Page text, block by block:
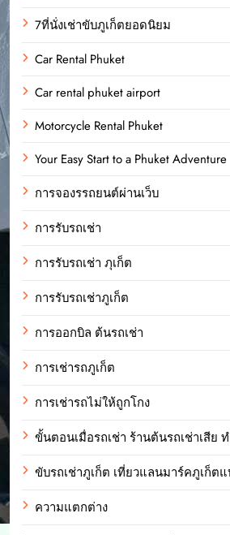
7ที่นั่งเช่าขับภูเก็ตยอดนิยม
Car Rental Phuket
Car rental phuket airport
Motorcycle Rental Phuket
Your Easy Start to a Phuket Adventure
การจองรรถยนต์ผ่านเว็บ
การรับรถเช่า
การรับรถเช่า ภุเก็ต
การรับรถเช่าภูเก็ต
การออกบิล ต้นรถเช่า
การเช่ารถภูเก็ต
การเช่ารถไม่ให้ถูกโกง
ขั้นตอนเมื่อรถเช่า ร้านต้นรถเช่าเสีย
ขับรถเช่าภูเก็ต เที่ยวแลนมาร์คภูเก็ต
ความแตกต่าง